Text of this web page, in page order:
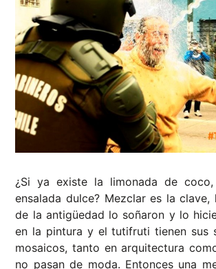
¿Si ya existe la limonada de
ensalada dulce? Mezclar es la clave,
de la antigüedad lo soñaron y lo
en la pintura y el tutifruti tienen sus
mosaicos, tanto en arquitectura
no pasan de moda. Entonces una